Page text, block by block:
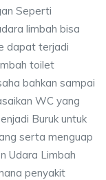
Seperti
limbah bisa
dapat terjadi
toilet
bahkan sampai
WC yang
Buruk untuk
serta menguap
Udara Limbah
penyakit